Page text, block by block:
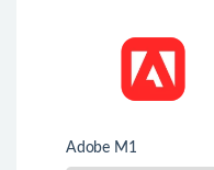
Adobe M1